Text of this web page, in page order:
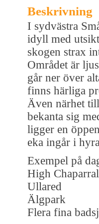
Beskrivning
I sydvästra
idyll med
skogen strax
Området är
går ner över
finns härliga
Även närhet
bekanta sig
ligger en
eka ingår i
Exempel på
High Chaparral
Ullared
Älgpark
Flera fina